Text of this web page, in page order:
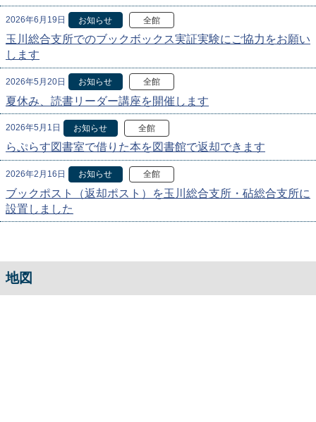
2026年6月19日 お知らせ 全館
玉川総合支所でのブックボックス実証実験にご協力をお願い
します
2026年5月20日 お知らせ 全館
夏休み、読書リーダー講座を開催します
2026年5月1日 お知らせ 全館
らぷらす図書室で借りた本を図書館で返却できます
2026年2月16日 お知らせ 全館
ブックポスト（返却ポスト）を玉川総合支所・砧総合支所に
設置しました
地図